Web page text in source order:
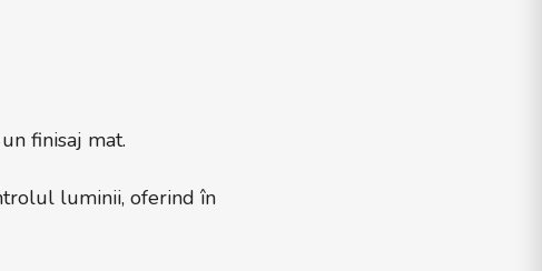
finisaj mat.
luminii, oferind în